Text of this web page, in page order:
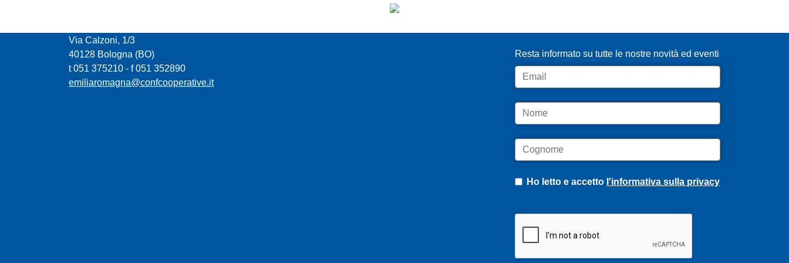
Resta informato su tutte le nostre novità ed eventi
Email
Nome
Cognome
Ho letto e accetto l'informativa sulla privacy
Via Calzoni, 1/3
40128 Bologna (BO)
t 051 375210 - f 051 352890
emiliaromagna@confcooperative.it